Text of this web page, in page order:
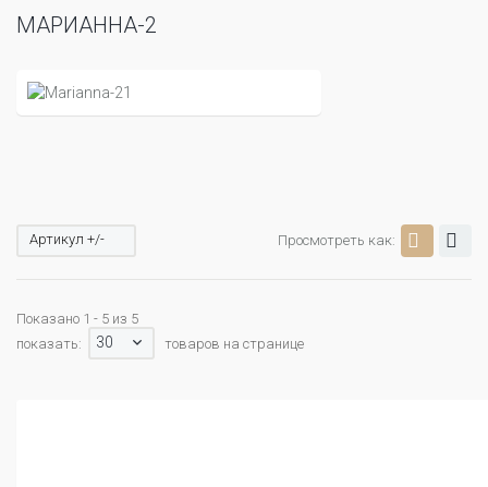
МАРИАННА-2
Просмотреть как:
Артикул +/-
Показано 1 - 5 из 5
показать:
30 товаров на странице